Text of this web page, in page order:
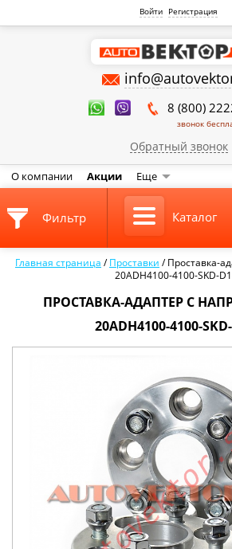
Войти Регистрация
8 (800)
звонок
Обратный звонок
О компании Акции Еще
Главная страница /Проставки /Проставка-
20ADH4100-4100-SKD-
ПРОСТАВКА-АДАПТЕР С
20ADH4100-4100-
Фильтр Каталог